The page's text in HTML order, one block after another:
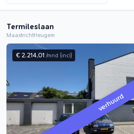
Termileslaan
MaastrichtHeugem
€ 2.214,01 /mnd (incl)
verhuurd